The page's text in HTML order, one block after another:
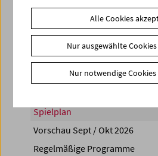
Share on
Spielplan
Vorschau Sept / Okt 2026
Regelmäßige Programme
Alle Cookies
Nur ausgewählte
Nur notwendige